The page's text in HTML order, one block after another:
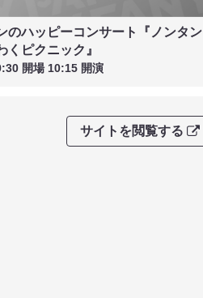
のハッピーコンサート『ノンタン
くピクニック』
開場 10:15 開演
サイトを閲覧する